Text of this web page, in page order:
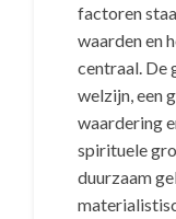
factoren
waarden en
centraal. De
welzijn, een
waardering
spirituele
duurzaam